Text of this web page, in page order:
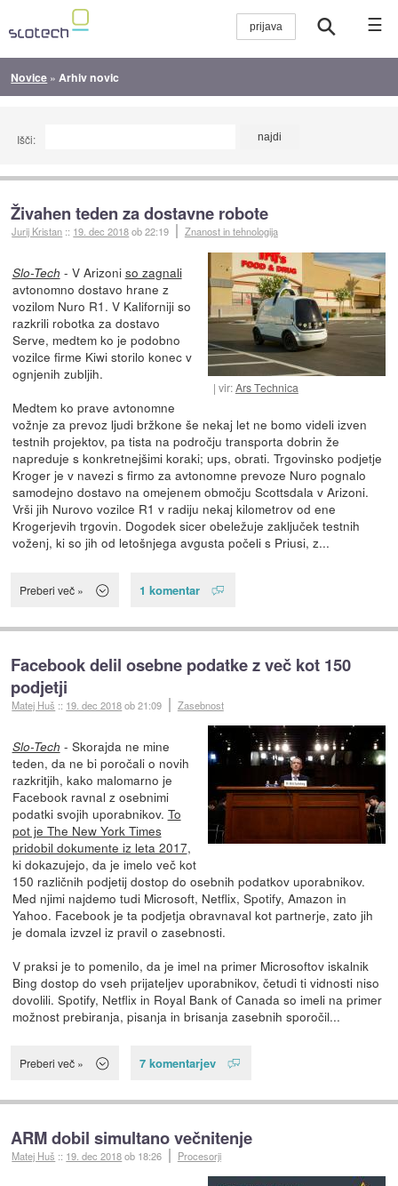
☰
Novice » Arhiv novic
Išči:
Živahen teden za dostavne robote
Jurij Kristan :: 19. dec 2018ob 22:19 Znanost in tehnologija
vir:Ars Technica
Slo-Tech - V Arizoni so zagnali
avtonomno dostavo hrane z
vozilom Nuro R1. V Kaliforniji so
razkrili robotka za dostavo
Serve, medtem ko je podobno
vozilce firme Kiwi storilo konec v
ognjenih zubljih.
Medtem ko prave avtonomne
vožnje za prevoz ljudi bržkone še nekaj let ne bomo videli izven
testnih projektov, pa tista na področju transporta dobrin že
napreduje s konkretnejšimi koraki; ups, obrati. Trgovinsko podjetje
Kroger je v navezi s firmo za avtonomne prevoze Nuro pognalo
samodejno dostavo na omejenem območju Scottsdala v Arizoni.
Vrši jih Nurovo vozilce R1 v radiju nekaj kilometrov od ene
Krogerjevih trgovin. Dogodek sicer obeležuje zaključek testnih
voženj, ki so jih od letošnjega avgusta počeli s Priusi, z...
Preberi več » 1 komentar
Facebook delil osebne podatke z več kot 150
podjetji
Matej Huš :: 19. dec 2018ob 21:09 Zasebnost
Slo-Tech - Skorajda ne mine
teden, da ne bi poročali o novih
razkritjih, kako malomarno je
Facebook ravnal z osebnimi
podatki svojih uporabnikov. To
pot je The New York Times
pridobil dokumente iz leta 2017,
ki dokazujejo, da je imelo več kot
150 različnih podjetij dostop do osebnih podatkov uporabnikov.
Med njimi najdemo tudi Microsoft, Netflix, Spotify, Amazon in
Yahoo. Facebook je ta podjetja obravnaval kot partnerje, zato jih
je domala izvzel iz pravil o zasebnosti.
V praksi je to pomenilo, da je imel na primer Microsoftov iskalnik
Bing dostop do vseh prijateljev uporabnikov, četudi ti vidnosti niso
dovolili. Spotify, Netflix in Royal Bank of Canada so imeli na primer
možnost prebiranja, pisanja in brisanja zasebnih sporočil...
Preberi več » 7 komentarjev
ARM dobil simultano večnitenje
Matej Huš :: 19. dec 2018ob 18:26 Procesorji